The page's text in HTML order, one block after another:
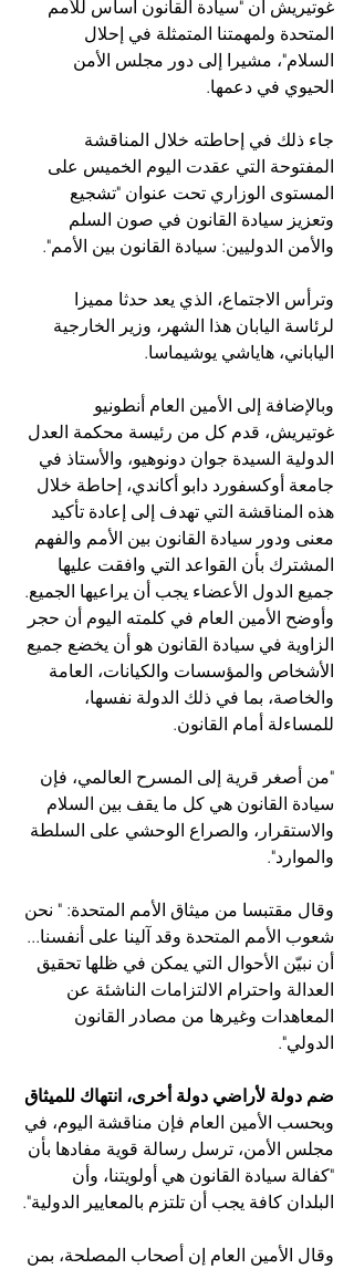
غوتيريش أن "سيادة القانون أساس للأمم
المتحدة ولمهمتنا المتمثلة في إحلال
السلام"، مشيرا إلى دور مجلس الأمن
الحيوي في دعمها.
جاء ذلك في إحاطته خلال المناقشة
المفتوحة التي عقدت اليوم الخميس على
المستوى الوزاري تحت عنوان "تشجيع
وتعزيز سيادة القانون في صون السلم
والأمن الدوليين: سيادة القانون بين الأمم".
وترأس الاجتماع، الذي يعد حدثا مميزا
لرئاسة اليابان هذا الشهر، وزير الخارجية
الياباني، هاياشي يوشيماسا.
وبالإضافة إلى الأمين العام أنطونيو
غوتيريش، قدم كل من رئيسة محكمة العدل
الدولية السيدة جوان دونوهيو، والأستاذ في
جامعة أوكسفورد دابو أكاندي، إحاطة خلال
هذه المناقشة التي تهدف إلى إعادة تأكيد
معنى ودور سيادة القانون بين الأمم والفهم
المشترك بأن القواعد التي وافقت عليها
جميع الدول الأعضاء يجب أن يراعيها الجميع.
وأوضح الأمين العام في كلمته اليوم أن حجر
الزاوية في سيادة القانون هو أن يخضع جميع
الأشخاص والمؤسسات والكيانات، العامة
والخاصة، بما في ذلك الدولة نفسها،
للمساءلة أمام القانون.
"من أصغر قرية إلى المسرح العالمي، فإن
سيادة القانون هي كل ما يقف بين السلام
والاستقرار، والصراع الوحشي على السلطة
والموارد".
وقال مقتبسا من ميثاق الأمم المتحدة: " نحن
شعوب الأمم المتحدة وقد آلينا على أنفسنا...
أن نبيّن الأحوال التي يمكن في ظلها تحقيق
العدالة واحترام الالتزامات الناشئة عن
المعاهدات وغيرها من مصادر القانون
الدولي".
ضم دولة لأراضي دولة أخرى، انتهاك للميثاق
وبحسب الأمين العام فإن مناقشة اليوم، في
مجلس الأمن، ترسل رسالة قوية مفادها بأن
"كفالة سيادة القانون هي أولويتنا، وأن
البلدان كافة يجب أن تلتزم بالمعايير الدولية".
وقال الأمين العام إن أصحاب المصلحة، بمن